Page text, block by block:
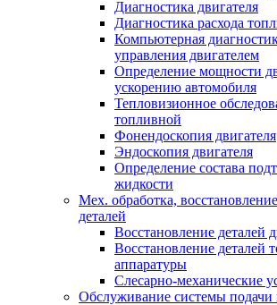
Диагностика двигателя
Диагностика расхода
Компьютерная
управления двигателем
Определение мощности
ускорению автомобиля
Тепловизионное
топливной
Фонендоскопия двигателя
Эндоскопия двигателя
Определение состава
жидкости
Мех. обработка,
деталей
Восстановление деталей
Восстановление деталей
аппаратуры
Слесарно-механические
Обслуживание системы подачи